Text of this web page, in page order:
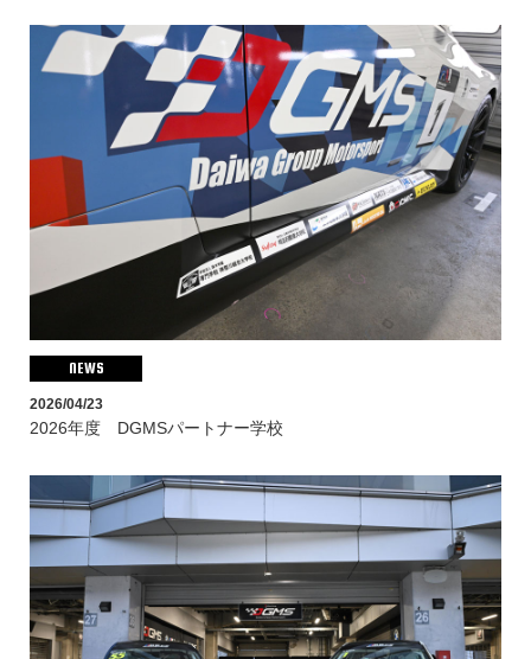
NEWS
2026/04/23
2026年度 DGMSパートナー学校